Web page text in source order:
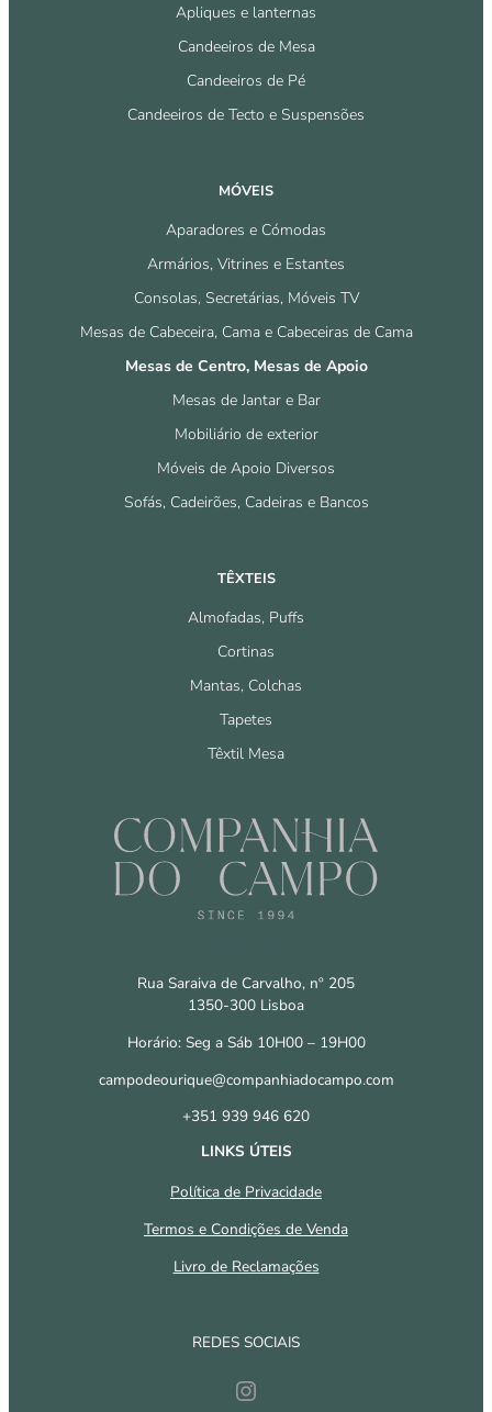
Apliques e lanternas
Candeeiros de Mesa
Candeeiros de Pé
Candeeiros de Tecto e Suspensões
MÓVEIS
Aparadores e Cómodas
Armários, Vitrines e Estantes
Consolas, Secretárias, Móveis TV
Mesas de Cabeceira, Cama e Cabeceiras de Cama
Mesas de Centro, Mesas de Apoio
Mesas de Jantar e Bar
Mobiliário de exterior
Móveis de Apoio Diversos
Sofás, Cadeirões, Cadeiras e Bancos
TÊXTEIS
Almofadas, Puffs
Cortinas
Mantas, Colchas
Tapetes
Têxtil Mesa
LINKS ÚTEIS
Política de Privacidade
Termos e Condições de Venda
Livro de Reclamações
REDES SOCIAIS
Instagram
Rua Saraiva de Carvalho, nº 205
1350-300 Lisboa
Horário: Seg a Sáb 10H00 – 19H00
campodeourique@companhiadocampo.com
+351 939 946 620